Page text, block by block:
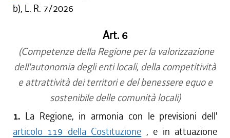
b), L. R. 7/2026
Art. 6
(Competenze della Regione per la valorizzazione
dell'autonomia degli enti locali, della competitività
e attrattività dei territori e del benessere equo e
sostenibile delle comunità locali)
1. La Regione, in armonia con le previsioni dell'
articolo 119 della Costituzione , e in attuazione